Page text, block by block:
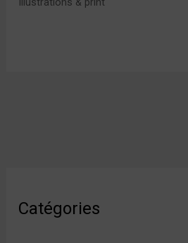
Catégories
Illustrations & print